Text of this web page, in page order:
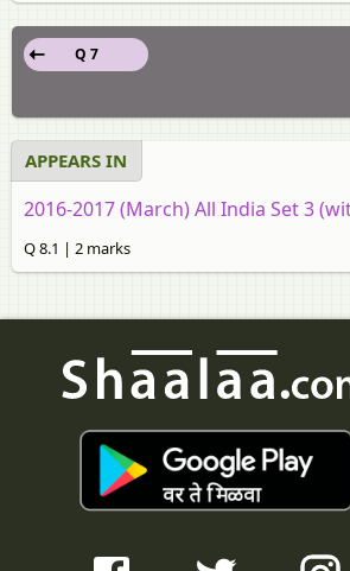
Q 7
APPEARS IN
2016-2017 (March) All India Set 3
Q 8.1 | 2 marks